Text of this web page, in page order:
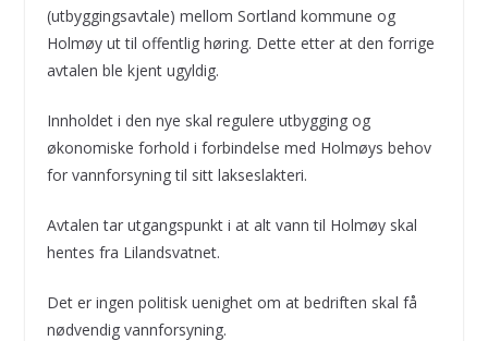
(utbyggingsavtale) mellom Sortland kommune og
Holmøy ut til offentlig høring. Dette etter at den forrige
avtalen ble kjent ugyldig.
Innholdet i den nye skal regulere utbygging og
økonomiske forhold i forbindelse med Holmøys behov
for vannforsyning til sitt lakseslakteri.
Avtalen tar utgangspunkt i at alt vann til Holmøy skal
hentes fra Lilandsvatnet.
Det er ingen politisk uenighet om at bedriften skal få
nødvendig vannforsyning.